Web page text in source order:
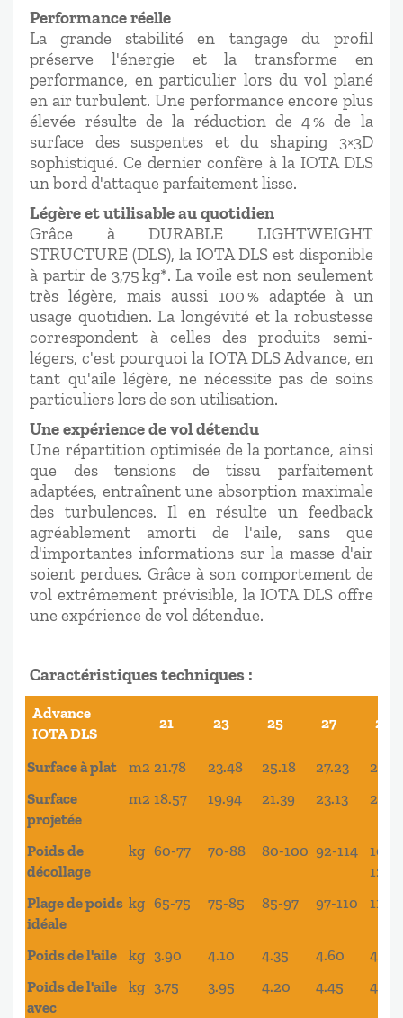
Performance réelle
La grande stabilité en tangage du profil
préserve l'énergie et la transforme en
performance, en particulier lors du vol plané
en air turbulent. Une performance encore plus
élevée résulte de la réduction de 4 % de la
surface des suspentes et du shaping 3×3D
sophistiqué. Ce dernier confère à la IOTA DLS
un bord d'attaque parfaitement lisse.
Légère et utilisable au quotidien
Grâce à DURABLE LIGHTWEIGHT
STRUCTURE (DLS), la IOTA DLS est disponible
à partir de 3,75 kg*. La voile est non seulement
très légère, mais aussi 100 % adaptée à un
usage quotidien. La longévité et la robustesse
correspondent à celles des produits semi-
légers, c'est pourquoi la IOTA DLS Advance, en
tant qu'aile légère, ne nécessite pas de soins
particuliers lors de son utilisation.
Une expérience de vol détendu
Une répartition optimisée de la portance, ainsi
que des tensions de tissu parfaitement
adaptées, entraînent une absorption maximale
des turbulences. Il en résulte un feedback
agréablement amorti de l'aile, sans que
d'importantes informations sur la masse d'air
soient perdues. Grâce à son comportement de
vol extrêmement prévisible, la IOTA DLS offre
une expérience de vol détendue.
Caractéristiques techniques :
Advance
IOTA DLS
21 23 25 27 29
Advance
21 23 25 27 29
Surface à plat m2 21.78 23.48 25.18 27.23
Surface
projetée
m2 18.57 19.94 21.39 23.13
Poids de
décollage
kg 60-77 70-88 80-100 92-114
105-
128
Plage de poids
idéale
kg 65-75 75-85 85-97 97-110 110-
Poids de l'aile kg 3.90 4.10 4.35 4.60
4.90
Poids de l'aile
avec
kg 3.75 3.95 4.20 4.45 4.75